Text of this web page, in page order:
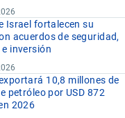
Israel fortalecen su
acuerdos de seguridad,
inversión
10,8 millones de
petróleo por USD 872
2026